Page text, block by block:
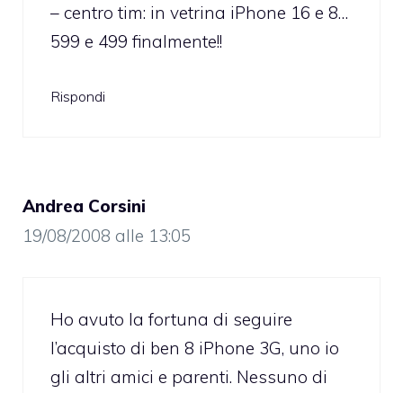
– centro tim: in vetrina iPhone 16 e 8…
599 e 499 finalmente!!
Rispondi
Andrea Corsini
19/08/2008 alle 13:05
Ho avuto la fortuna di seguire
l’acquisto di ben 8 iPhone 3G, uno io
gli altri amici e parenti. Nessuno di